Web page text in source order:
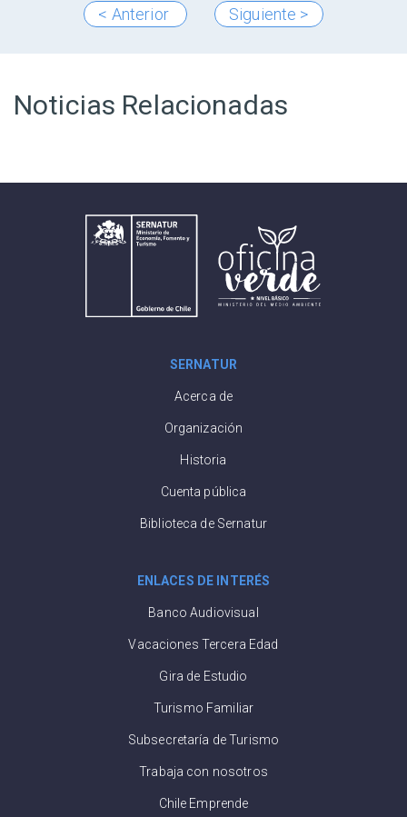
< Anterior Siguiente >
Noticias Relacionadas
SERNATUR
Acerca de
Organización
Historia
Cuenta pública
Biblioteca de Sernatur
ENLACES DE INTERÉS
Banco Audiovisual
Vacaciones Tercera Edad
Gira de Estudio
Turismo Familiar
Subsecretaría de Turismo
Trabaja con nosotros
Chile Emprende